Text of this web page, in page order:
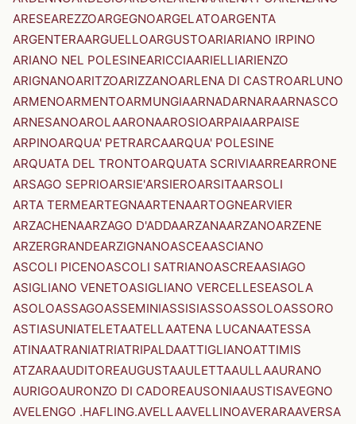
ARESEAREZZOARGEGNOARGELATOARGENTA
ARGENTERAARGUELLOARGUSTOARIARIANO IRPINO
ARIANO NEL POLESINEARICCIAARIELLIARIENZO
ARIGNANOARITZOARIZZANOARLENA DI CASTROARLUNO
ARMENOARMENTOARMUNGIAARNADARNARAARNASCO
ARNESANOAROLAARONAAROSIOARPAIAARPAISE
ARPINOARQUA' PETRARCAARQUA' POLESINE
ARQUATA DEL TRONTOARQUATA SCRIVIAARREARRONE
ARSAGO SEPRIOARSIE'ARSIEROARSITAARSOLI
ARTA TERMEARTEGNAARTENAARTOGNEARVIER
ARZACHENAARZAGO D'ADDAARZANAARZANOARZENE
ARZERGRANDEARZIGNANOASCEAASCIANO
ASCOLI PICENOASCOLI SATRIANOASCREAASIAGO
ASIGLIANO VENETOASIGLIANO VERCELLESEASOLA
ASOLOASSAGOASSEMINIASSISIASSOASSOLOASSORO
ASTIASUNIATELETAATELLAATENA LUCANAATESSA
ATINAATRANIATRIATRIPALDAATTIGLIANOATTIMIS
ATZARAAUDITOREAUGUSTAAULETTAAULLAAURANO
AURIGOAURONZO DI CADOREAUSONIAAUSTISAVEGNO
AVELENGO .HAFLING.AVELLAAVELLINOAVERARAAVERSA